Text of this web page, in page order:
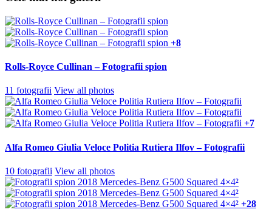
+8
Rolls-Royce Cullinan – Fotografii spion
11 fotografii View all photos
+7
Alfa Romeo Giulia Veloce Politia Rutiera Ilfov – Fotografii
10 fotografii View all photos
+28